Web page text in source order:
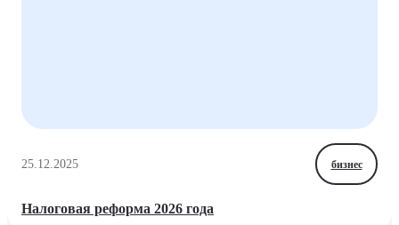
25.12.2025 бизнес
Налоговая реформа 2026 года